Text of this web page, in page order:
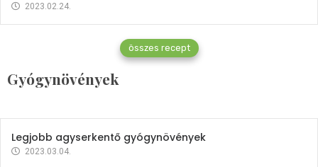
2023.02.24.
összes recept
Gyógynövények
Gyógynövények
Mindent a petrezselyemről
2023.12.21.
Legjobb agyserkentő gyógynövények
2023.03.04.